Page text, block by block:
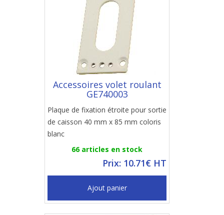
Accessoires volet roulant
GE740003
Plaque de fixation étroite pour sortie
de caisson 40 mm x 85 mm coloris
blanc
66 articles en stock
Prix: 10.71€ HT
Ajout panier